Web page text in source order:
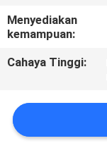
SITEMAP
PRIVACY
POLICY
Menyediakan
kemampuan:
Cahaya Tinggi: